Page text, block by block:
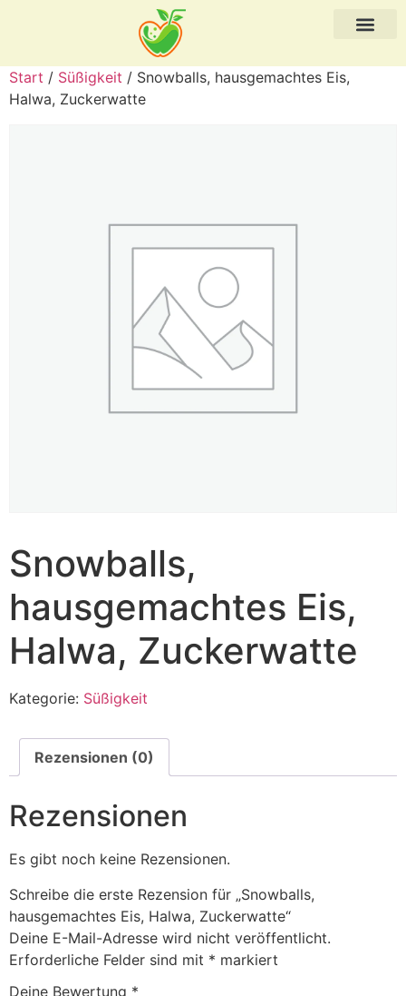
Start / Süßigkeit / Snowballs, hausgemachtes Eis,
Halwa, Zuckerwatte
Snowballs,
hausgemachtes Eis,
Halwa, Zuckerwatte
Kategorie: Süßigkeit
Rezensionen (0)
Rezensionen
Es gibt noch keine Rezensionen.
Schreibe die erste Rezension für „Snowballs,
hausgemachtes Eis, Halwa, Zuckerwatte“
Deine E-Mail-Adresse wird nicht veröffentlicht.
Erforderliche Felder sind mit * markiert
Deine Bewertung *